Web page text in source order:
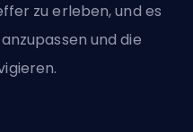
zu erleben, und es
und die